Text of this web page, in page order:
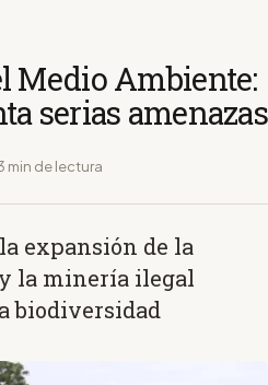
Medio Ambiente:
serias amenazas
min de lectura
expansión de la
la minería ilegal
biodiversidad